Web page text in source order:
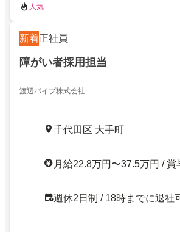
人気
新着正社員
障がい者採用担当
渡辺パイプ株式会社
千代田区 大手町
月給22.8万円〜37.5万円 / 賞
週休2日制 / 18時までに退社